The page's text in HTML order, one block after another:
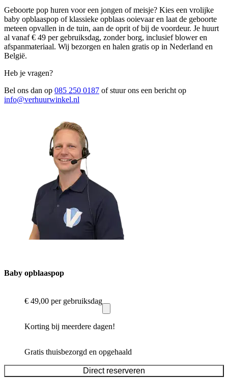
Geboorte pop huren voor een jongen of meisje? Kies een vrolijke
baby opblaaspop of klassieke opblaas ooievaar en laat de geboorte
meteen opvallen in de tuin, aan de oprit of bij de voordeur. Je huurt
al vanaf € 49 per gebruiksdag, zonder borg, inclusief blower en
afspanmateriaal. Wij bezorgen en halen gratis op in Nederland en
België.
Heb je vragen?
Bel ons dan op 085 250 0187 of stuur ons een bericht op
info@verhuurwinkel.nl
Baby opblaaspop
€ 49,00 per gebruiksdag
Korting bij meerdere dagen!
Gratis thuisbezorgd en opgehaald
Direct reserveren